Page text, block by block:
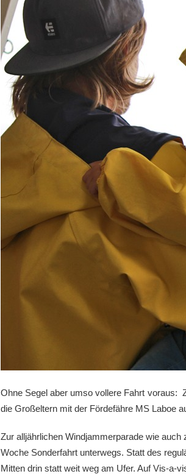
Ohne Segel aber umso vollere Fahrt voraus:
die Großeltern mit der Fördefähre MS Laboe
Zur alljährlichen Windjammerparade wie
Woche Sonderfahrt unterwegs. Statt des
Mitten drin statt weit weg am Ufer. Auf Vis-a-